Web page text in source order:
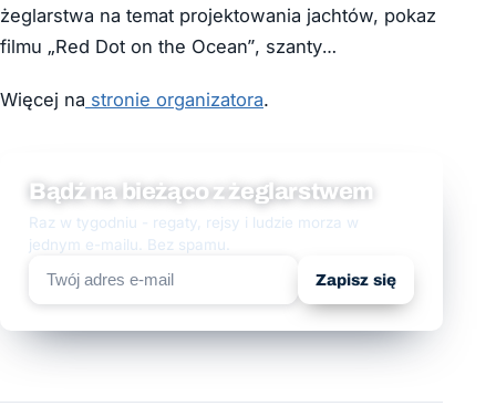
żeglarstwa na temat projektowania jachtów, pokaz
filmu „Red Dot on the Ocean”, szanty…
Więcej na stronie organizatora.
Bądź na bieżąco z żeglarstwem
Raz w tygodniu - regaty, rejsy i ludzie morza w
jednym e-mailu. Bez spamu.
Zapisz się